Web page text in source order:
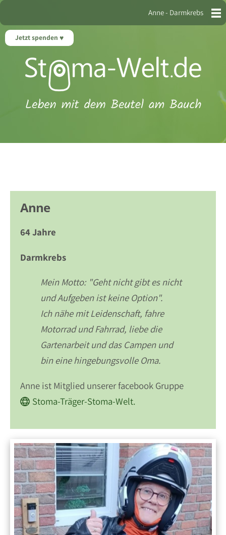
Jetzt spenden
Anne - Darmkrebs
Anne
64 Jahre
Darmkrebs
Mein Motto: "Geht nicht gibt es nicht
und Aufgeben ist keine Option".
Ich nähe mit Leidenschaft, fahre
Motorrad und Fahrrad, liebe die
Gartenarbeit und das Campen und
bin eine hingebungsvolle Oma.
Anne ist Mitglied unserer facebook Gruppe
Stoma-Träger-Stoma-Welt.